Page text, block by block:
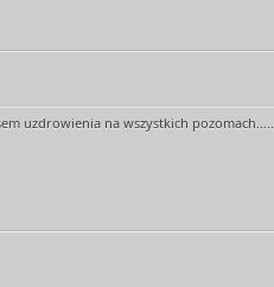
uzdrowienia na wszystkich pozomach.....